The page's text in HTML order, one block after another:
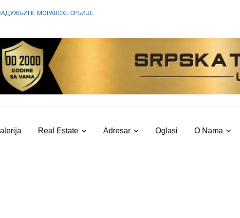
МОРАВСКЕ СРБИЈЕ
Real Estate Adresar Oglasi O Nama